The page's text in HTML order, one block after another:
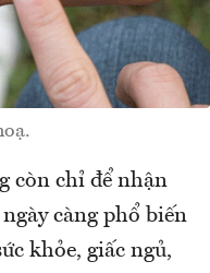
còn chỉ để nhận
càng phổ biến
khỏe, giấc ngủ,